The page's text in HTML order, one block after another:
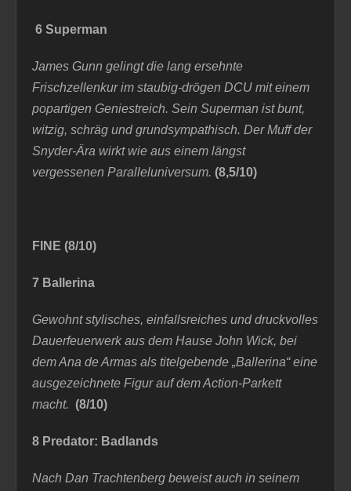
6 Superman
James Gunn gelingt die lang ersehnte
Frischzellenkur im staubig-drögen DCU mit einem
popartigen Geniestreich. Sein Superman ist bunt,
witzig, schräg und grundsympathisch. Der Muff der
Snyder-Ära wirkt wie aus einem längst
vergessenen Paralleluniversum. (8,5/10)
FINE (8/10)
7 Ballerina
Gewohnt stylisches, einfallsreiches und druckvolles
Dauerfeuerwerk aus dem Hause John Wick, bei
dem Ana de Armas als titelgebende „Ballerina“ eine
ausgezeichnete Figur auf dem Action-Parkett
macht. (8/10)
8 Predator: Badlands
Nach Dan Trachtenberg beweist auch in seinem